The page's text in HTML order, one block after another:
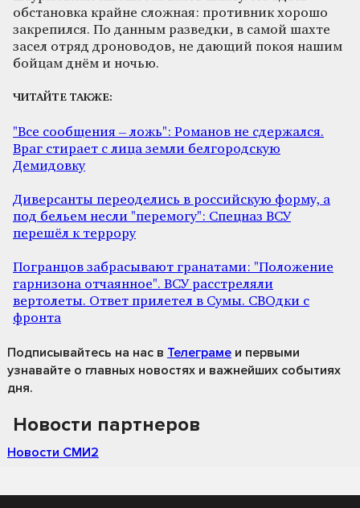
обстановка крайне сложная: противник хорошо
закрепился. По данным разведки, в самой шахте
засел отряд дроноводов, не дающий покоя нашим
бойцам днём и ночью.
ЧИТАЙТЕ ТАКЖЕ:
"Все сообщения – ложь": Романов не сдержался.
Враг стирает с лица земли белгородскую
Демидовку
Диверсанты переоделись в российскую форму, а
под бельем несли "перемогу": Спецназ ВСУ
перешёл к террору
Погранцов забрасывают гранатами: "Положение
гарнизона отчаянное". ВСУ расстреляли
вертолеты. Ответ прилетел в Сумы. СВОдки с
фронта
Подписывайтесь на нас в Телеграме и первыми
узнавайте о главных новостях и важнейших событиях
дня.
Новости партнеров
Новости СМИ2